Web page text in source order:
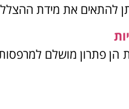
להתאים את מידת
הן פתרון מושלם